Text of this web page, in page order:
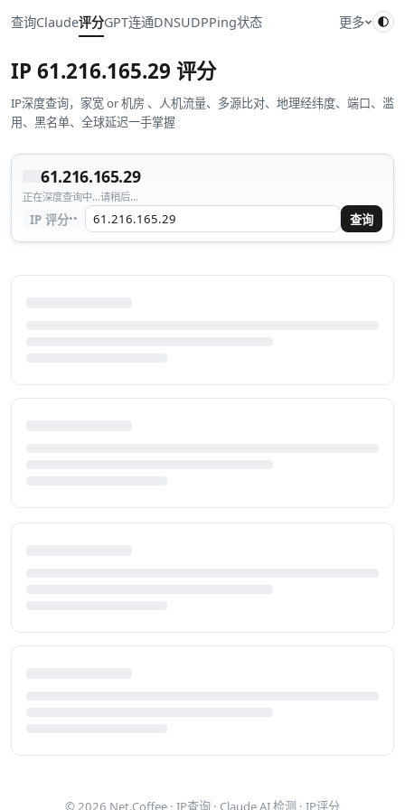
查询Claude评分GPT连通DNSUDPPing状态 更多
IP 61.216.165.29 评分
IP深度查询，家宽 or 机房 、人机流量、多源比对、地理经纬度、端口、滥
用、黑名单、全球延迟一手掌握
61.216.165.29
正在深度查询中...请稍后...
IP 评分·· 查询
© 2026 Net.Coffee · IP查询 · Claude AI 检测 · IP评分